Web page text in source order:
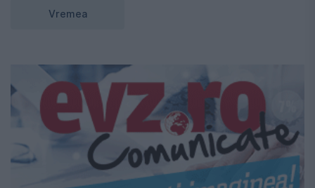
Vremea